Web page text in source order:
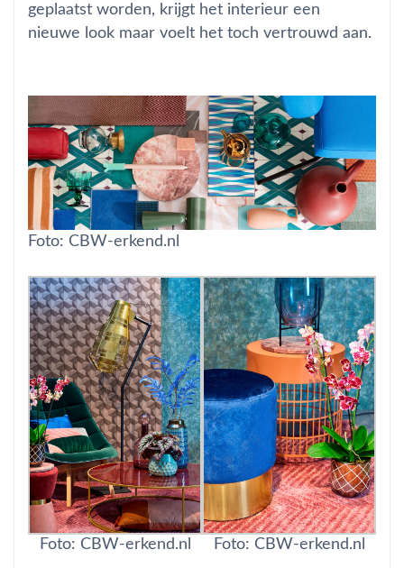
geplaatst worden, krijgt het interieur een
nieuwe look maar voelt het toch vertrouwd aan.
Foto: CBW-erkend.nl
Foto: CBW-erkend.nl Foto: CBW-erkend.nl